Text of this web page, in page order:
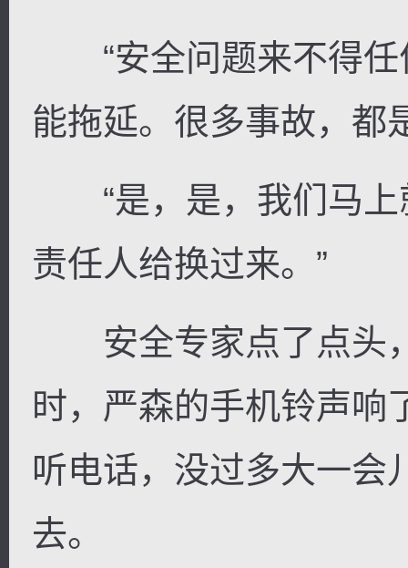
“安全问题来不得任
能拖延。很多事故，都
“是，是，我们马上
责任人给换过来。”
安全专家点了点头
时，严森的手机铃声响
听电话，没过多大一会
去。